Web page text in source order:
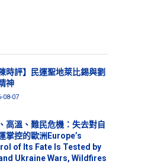
時評】民運聖地萊比錫與劉
神
08-07
高溫、難民危機：失去對自
掌控的歐洲Europe’s
of Its Fate Is Tested by
Ukraine Wars, Wildfires